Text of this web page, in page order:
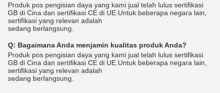
Produk pos pengisian daya yang kami jual telah lulus sertifikasi
GB di Cina dan sertifikasi CE di UE.Untuk beberapa negara lain,
sertifikasi yang relevan adalah
sedang berlangsung.
Q: Bagaimana Anda menjamin kualitas produk Anda?
Produk pos pengisian daya yang kami jual telah lulus sertifikasi
GB di Cina dan sertifikasi CE di UE.Untuk beberapa negara lain,
sertifikasi yang relevan adalah
sedang berlangsung.